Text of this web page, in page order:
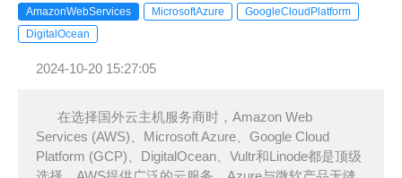
AmazonWebServices MicrosoftAzure
GoogleCloudPlatform
DigitalOcean
2024-10-20 15:27:05
在选择国外云主机服务商时，Amazon Web
Services (AWS)、Microsoft Azure、Google Cloud
Platform (GCP)、DigitalOcean、Vultr和Linode都是顶级